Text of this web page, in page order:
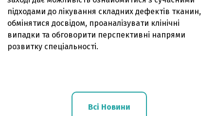
підходами до лікування складних дефектів тканин,
обмінятися досвідом, проаналізувати клінічні
випадки та обговорити перспективні напрями
розвитку спеціальності.
Всі Новини